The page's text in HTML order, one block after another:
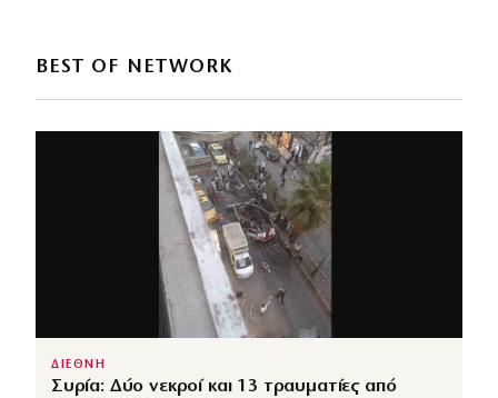
BEST OF NETWORK
ΔΙΕΘΝΗ
Συρία: Δύο νεκροί και 13 τραυματίες από